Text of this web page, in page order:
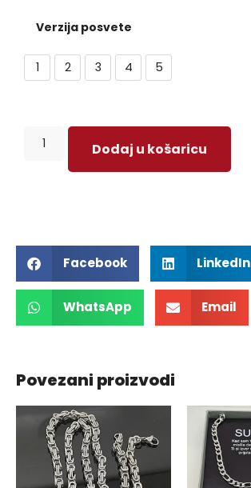
Verzija posvete
1 2 3 4 5
Dodaj u košaricu
Facebook LinkedIn
WhatsApp Email
Povezani proizvodi